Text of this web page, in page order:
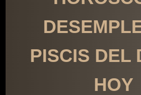
PISCIS DEL
HOY